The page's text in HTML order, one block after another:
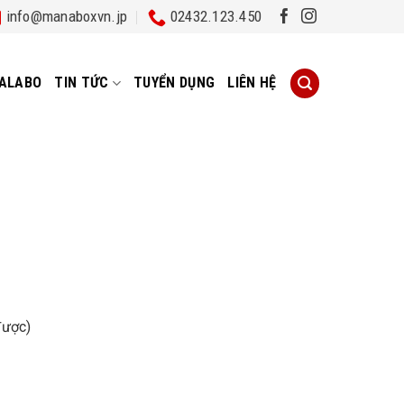
info@manaboxvn.jp 02432.123.450
TIN TỨC TUYỂN DỤNG LIÊN HỆ